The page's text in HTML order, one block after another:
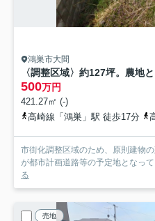
鴻巣市大間
500万円
421.27㎡ (-)
高崎線「鴻巣」駅 徒歩17分
高
市街化調整区域のため、原則建物
が都市計画道路等の予定地となっ
る
売地